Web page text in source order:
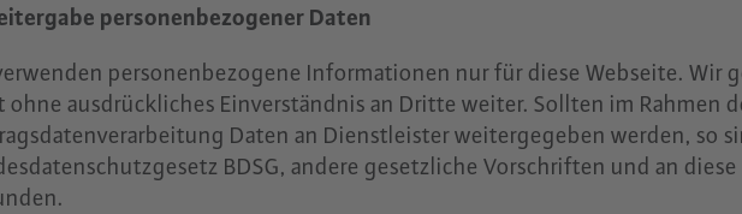
personenbezogener Daten
personenbezogene Informationen nur für diese Webseite. Wir
ohne ausdrückliches Einverständnis an Dritte weiter. Sollten im Rahmen
Daten an Dienstleister weitergegeben werden, so
BDSG, andere gesetzliche Vorschriften und an diese